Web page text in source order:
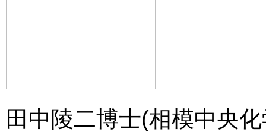
田中陵二博士(相模中央